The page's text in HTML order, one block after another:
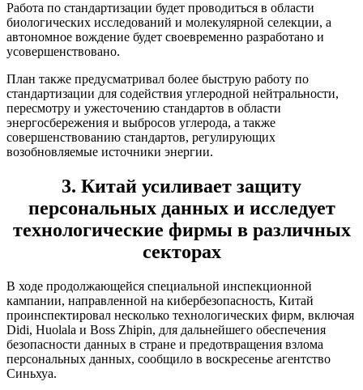
Работа по стандартизации будет проводиться в области
биологических исследований и молекулярной селекции, а
автономное вождение будет своевременно разработано и
усовершенствовано.
План также предусматривал более быструю работу по
стандартизации для содействия углеродной нейтральности,
пересмотру и ужесточению стандартов в области
энергосбережения и выбросов углерода, а также
совершенствованию стандартов, регулирующих
возобновляемые источники энергии.
3. Китай усиливает защиту
персональных данных и исследует
технологические фирмы в различных
секторах
В ходе продолжающейся специальной инспекционной
кампании, направленной на кибербезопасность, Китай
проинспектировал несколько технологических фирм, включая
Didi, Huolala и Boss Zhipin, для дальнейшего обеспечения
безопасности данных в стране и предотвращения взлома
персональных данных, сообщило в воскресенье агентство
Синьхуа.